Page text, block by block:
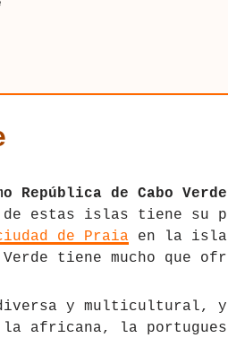
República de Cabo Verde
de estas islas tiene su
de Praia en la isla
tiene mucho que
diversa y
africana, la